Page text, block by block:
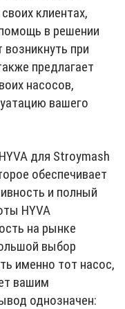
клиентах,
в решении
при
предлагает
насосов,
вашего
для Stroymash
обеспечивает
и полный
HYVA
на рынке
выбор
именно тот насос,
вашим
однозначен: